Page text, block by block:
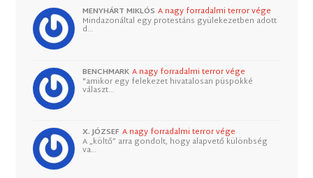
MENYHÁRT MIKLÓS A nagy forradalmi terror vége
Mindazonáltal egy protestáns gyülekezetben adott
d…
BENCHMARK A nagy forradalmi terror vége
"amikor egy felekezet hivatalosan püspökké
választ…
X. JÓZSEF A nagy forradalmi terror vége
A „költő” arra gondolt, hogy alapvető különbség
va…